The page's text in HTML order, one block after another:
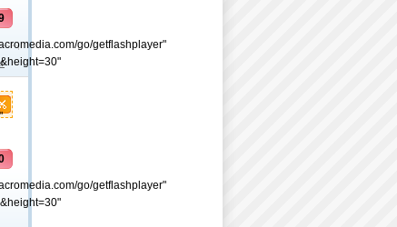
go/getflashplayer"
go/getflashplayer"